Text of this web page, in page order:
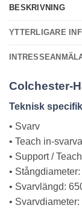
BESKRIVNING
YTTERLIGARE
Colchester-
Teknisk
• Svarv
• Teach in-
• Support /
•
• Svarvlängd:
•